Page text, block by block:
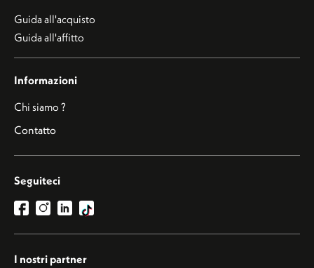
Guida all'acquisto
Guida all'affitto
Informazioni
Chi siamo ?
Contatto
Seguiteci
I nostri partner